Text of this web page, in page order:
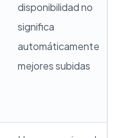
disponibilidad no
significa
automáticamente
mejores subidas